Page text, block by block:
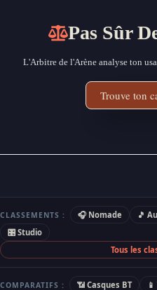
Pas Sûr
L'Arbitre de l'Arène analyse ton
Trouve ton
CLASSEMENTS : 🎧 Nomade 🎵
🎛 Studio
Tous les
COMPARATIFS : 📶 Casques BT